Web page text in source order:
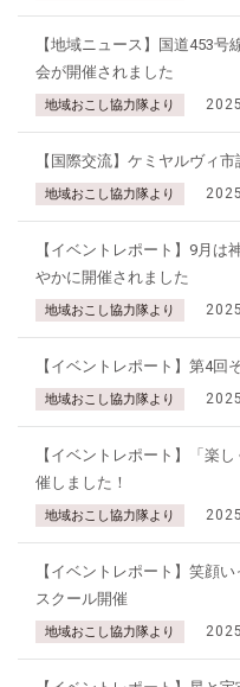
【地域ニュース】国道453
会が開催されました
地域おこし協力隊より
【国際交流】ケミヤルヴィ
地域おこし協力隊より
【イベントレポート】9月は
やかに開催されました
地域おこし協力隊より
【イベントレポート】第4回
地域おこし協力隊より
【イベントレポート】「楽
催しました！
地域おこし協力隊より
【イベントレポート】笑顔
スクール開催
地域おこし協力隊より